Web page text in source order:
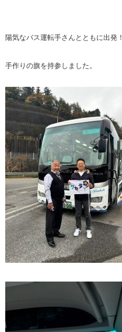
陽気なバス運転手さんとともに出発！
手作りの旗を持参しました。